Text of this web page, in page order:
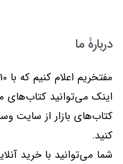
دربارۀ ما
اینک می‌توانید کتاب‌های
کتاب‌های بازار از سایت
کنید.
شما می‌توانید با خرید